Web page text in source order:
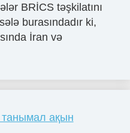
BRİCS təşkilatını
burasındadır ki,
İran və
ақын